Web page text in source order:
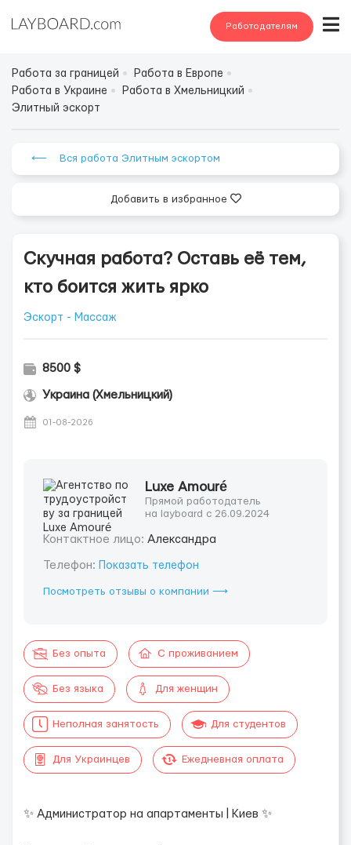
Работодателям
Работа за границей
Работа в Европе
Работа в Украине
Работа в Хмельницкий
Элитный эскорт
⟵ Вся работа Элитным эскортом
Добавить в избранное
Скучная работа? Оставь её тем,
кто боится жить ярко
Эскорт - Массаж
8500 $
Украина (Хмельницкий)
01-08-2026
Luxe Amouré
Прямой работодатель
на layboard с 26.09.2024
Контактное лицо: Александра
Телефон: Показать телефон
Посмотреть отзывы о компании ⟶
Без опыта С проживанием
Без языка Для женщин
Неполная занятость Для студентов
Для Украинцев Ежедневная оплата
✨ Администратор на апартаменты | Киев ✨